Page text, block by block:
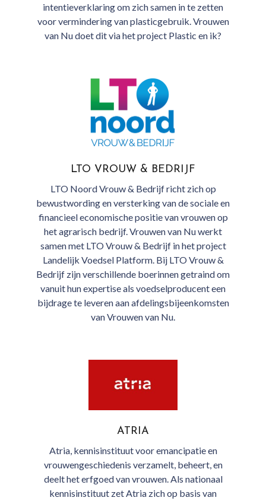
intentieverklaring om zich samen in te zetten
voor vermindering van plasticgebruik. Vrouwen
van Nu doet dit via het project Plastic en ik?
LTO VROUW & BEDRIJF
LTO Noord Vrouw & Bedrijf richt zich op
bewustwording en versterking van de sociale en
financieel economische positie van vrouwen op
het agrarisch bedrijf. Vrouwen van Nu werkt
samen met LTO Vrouw & Bedrijf in het project
Landelijk Voedsel Platform. Bij LTO Vrouw &
Bedrijf zijn verschillende boerinnen getraind om
vanuit hun expertise als voedselproducent een
bijdrage te leveren aan afdelingsbijeenkomsten
van Vrouwen van Nu.
ATRIA
Atria, kennisinstituut voor emancipatie en
vrouwengeschiedenis verzamelt, beheert, en
deelt het erfgoed van vrouwen. Als nationaal
kennisinstituut zet Atria zich op basis van